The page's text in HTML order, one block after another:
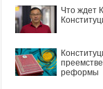
Что ждет
реформы